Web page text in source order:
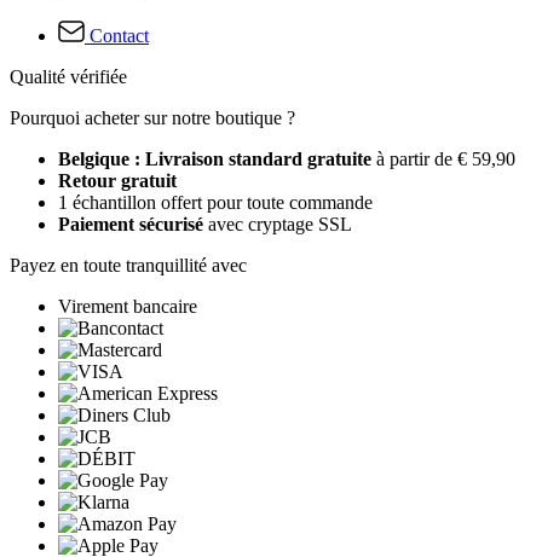
Contact
Qualité vérifiée
Pourquoi acheter sur notre boutique ?
Belgique : Livraison standard gratuite à partir de € 59,90
Retour gratuit
1 échantillon offert pour toute commande
Paiement sécurisé avec cryptage SSL
Payez en toute tranquillité avec
Virement bancaire